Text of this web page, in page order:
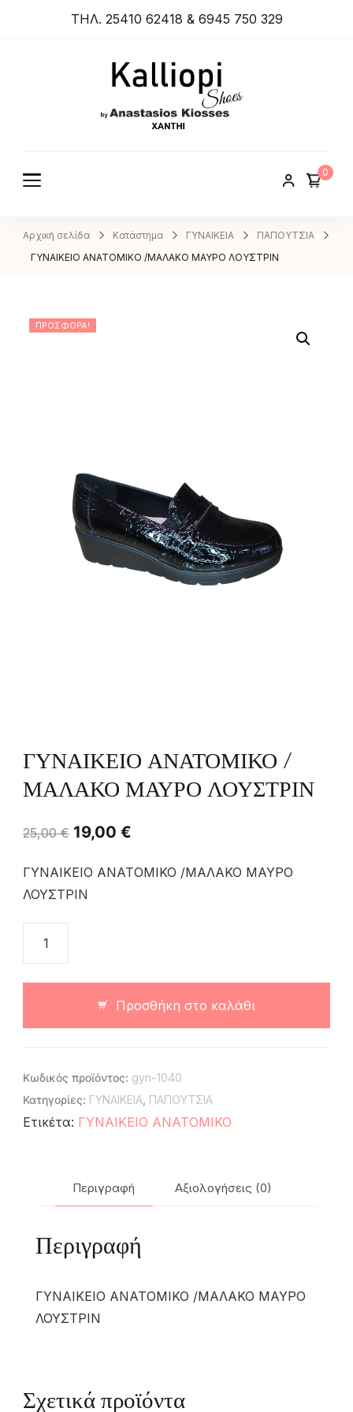
ΤΗΛ. 25410 62418 & 6945 750 329
KIOSSES
0
Αρχική σελίδα Κατάστημα ΓΥΝΑΙΚΕΙΑ
ΠΑΠΟΥΤΣΙΑ
ΓΥΝΑΙΚΕΙΟ ΑΝΑΤΟΜΙΚΟ /ΜΑΛΑΚΟ ΜΑΥΡΟ ΛΟΥΣΤΡΙΝ
ΠΡΟΣΦΟΡΆ!
ΓΥΝΑΙΚΕΙΟ ΑΝΑΤΟΜΙΚΟ /
ΜΑΛΑΚΟ ΜΑΥΡΟ ΛΟΥΣΤΡΙΝ
25,00€ 19,00 €
ΓΥΝΑΙΚΕΙΟ ΑΝΑΤΟΜΙΚΟ /ΜΑΛΑΚΟ ΜΑΥΡΟ
ΛΟΥΣΤΡΙΝ
Προσθήκη στο καλάθι
Κωδικός προϊόντος: gyn-1040
Κατηγορίες: ΓΥΝΑΙΚΕΙΑ, ΠΑΠΟΥΤΣΙΑ
Ετικέτα: ΓΥΝΑΙΚΕΙΟ ΑΝΑΤΟΜΙΚΟ
Περιγραφή Αξιολογήσεις (0)
Περιγραφή
ΓΥΝΑΙΚΕΙΟ ΑΝΑΤΟΜΙΚΟ /ΜΑΛΑΚΟ ΜΑΥΡΟ
ΛΟΥΣΤΡΙΝ
Σχετικά προϊόντα